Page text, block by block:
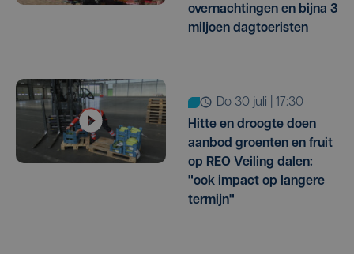
overnachtingen en bijna 3
miljoen dagtoeristen
do 30 juli | 17:30
Hitte en droogte doen
aanbod groenten en fruit
op REO Veiling dalen:
"ook impact op langere
termijn"